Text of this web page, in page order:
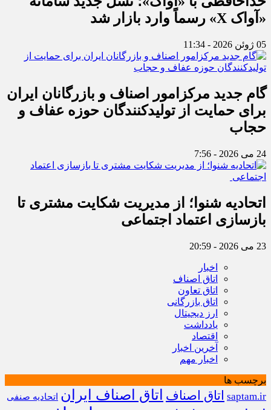
«آواک X» رسماً وارد بازار شد
05 ژوئن 2026 - 11:34
گام جدید مرکزامور اصناف و بازرگانان ایران
برای حمایت از تولیدکنندگان حوزه عفاف و
حجاب
24 می 2026 - 7:56
اتحادیه شنوا؛ از مدیریت شکایت مشتری تا
بازسازی اعتماد اجتماعی ‌
23 می 2026 - 20:59
اخبار
اتاق اصناف
اتاق تعاون
اتاق بازرگانی
ارز دیجیتال
یادداشت
اقتصاد
آخرین اخبار
اخبار مهم
برچسب ها
saptam.ir اتاق اصناف اتاق اصناف ایران اتحادیه صنفی